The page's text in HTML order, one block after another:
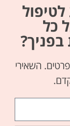
כל
השאירי